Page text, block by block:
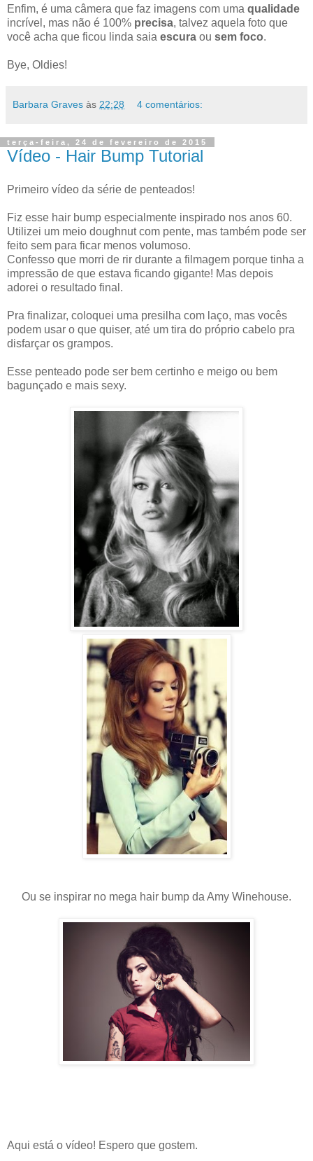
Enfim, é uma câmera que faz imagens com uma qualidade
incrível, mas não é 100% precisa, talvez aquela foto que
você acha que ficou linda saia escura ou sem foco.
Bye, Oldies!
Barbara Graves às 22:28 4 comentários:
terça-feira, 24 de fevereiro de 2015
Vídeo - Hair Bump Tutorial
Primeiro vídeo da série de penteados!
Fiz esse hair bump especialmente inspirado nos anos 60.
Utilizei um meio doughnut com pente, mas também pode ser
feito sem para ficar menos volumoso.
Confesso que morri de rir durante a filmagem porque tinha a
impressão de que estava ficando gigante! Mas depois
adorei o resultado final.
Pra finalizar, coloquei uma presilha com laço, mas vocês
podem usar o que quiser, até um tira do próprio cabelo pra
disfarçar os grampos.
Esse penteado pode ser bem certinho e meigo ou bem
bagunçado e mais sexy.
Ou se inspirar no mega hair bump da Amy Winehouse.
Aqui está o vídeo! Espero que gostem.